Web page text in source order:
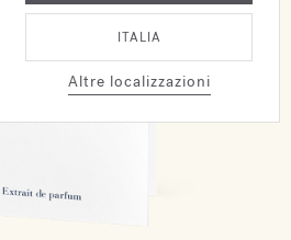
ITALIA
Altre localizzazioni